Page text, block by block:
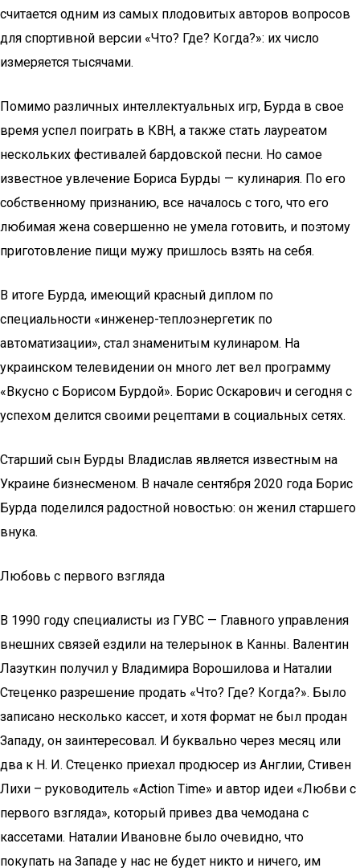
считается одним из самых плодовитых авторов вопросов
для спортивной версии «Что? Где? Когда?»: их число
измеряется тысячами.
Помимо различных интеллектуальных игр, Бурда в свое
время успел поиграть в КВН, а также стать лауреатом
нескольких фестивалей бардовской песни. Но самое
известное увлечение Бориса Бурды — кулинария. По его
собственному признанию, все началось с того, что его
любимая жена совершенно не умела готовить, и поэтому
приготовление пищи мужу пришлось взять на себя.
В итоге Бурда, имеющий красный диплом по
специальности «инженер-теплоэнергетик по
автоматизации», стал знаменитым кулинаром. На
украинском телевидении он много лет вел программу
«Вкусно с Борисом Бурдой». Борис Оскарович и сегодня с
успехом делится своими рецептами в социальных сетях.
Старший сын Бурды Владислав является известным на
Украине бизнесменом. В начале сентября 2020 года Борис
Бурда поделился радостной новостью: он женил старшего
внука.
Любовь с первого взгляда
В 1990 году специалисты из ГУВС — Главного управления
внешних связей ездили на телерынок в Канны. Валентин
Лазуткин получил у Владимира Ворошилова и Наталии
Стеценко разрешение продать «Что? Где? Когда?». Было
записано несколько кассет, и хотя формат не был продан
Западу, он заинтересовал. И буквально через месяц или
два к Н. И. Стеценко приехал продюсер из Англии, Стивен
Лихи – руководитель «Action Time» и автор идеи «Любви с
первого взгляда», который привез два чемодана с
кассетами. Наталии Ивановне было очевидно, что
покупать на Западе у нас не будет никто и ничего, им